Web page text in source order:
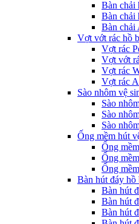
Bàn chải
Bàn chải
Bàn chải
Vợt vớt rác hồ
Vợt rác
Vợt vớt
Vợt rác
Vợt rác
Sào nhôm vệ
Sào
Sào
Sào
Ống mềm hút
Ống
Ống
Ống
Bàn hút đáy hồ
Bàn hút
Bàn hút
Bàn hút